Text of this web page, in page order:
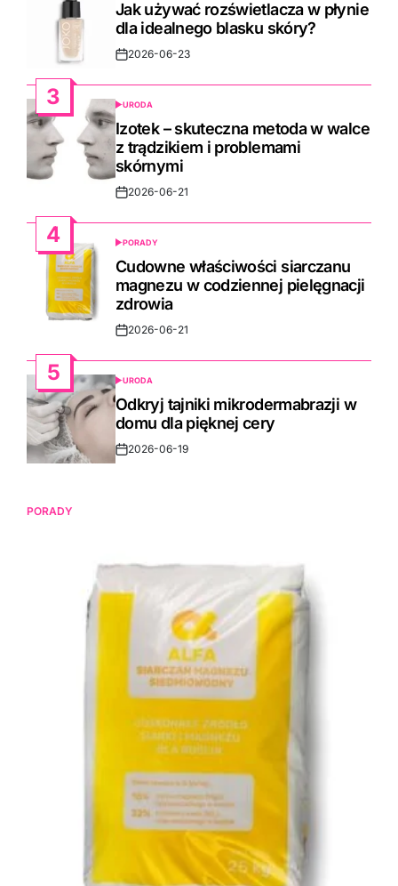
Jak używać rozświetlacza w płynie
dla idealnego blasku skóry?
Post2026-06-23
3
POSTED
IN
URODA
Izotek – skuteczna metoda w walce
z trądzikiem i problemami
skórnymi
Post2026-06-21
4
POSTED
IN
PORADY
Cudowne właściwości siarczanu
magnezu w codziennej pielęgnacji
zdrowia
Post2026-06-21
5
POSTED
IN
URODA
Odkryj tajniki mikrodermabrazji w
domu dla pięknej cery
Post2026-06-19
PORADY